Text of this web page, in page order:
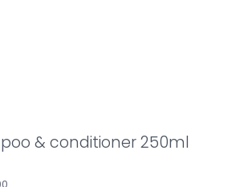
& conditioner 250ml